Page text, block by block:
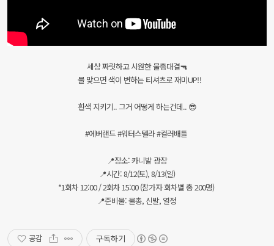
세상 짜릿하고 시원한 물총대결🔫
물 맞으면 색이 변하는 티셔츠로 재미UP‼
흰색 지키기.. 그거 어떻게 하는건데.. 😎
#에버랜드 #워터스텔라 #컬러배틀
📍장소: 카니발 광장
📍시간: 8/12(토), 8/13(일)
*1회차 12:00 / 2회차 15:00 (참가자 회차별 총 200명)
📍준비물: 물총, 신발, 열정
공감 구독하기